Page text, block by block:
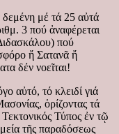
δεμένη μέ τά 25 αὐτά
3 πού ἀναφέρεται
πού
ἤ Σατανᾶ ἤ
δέν νοεῖται!
αὐτό, τό κλειδί γιά
ὁρίζοντας τά
Τύπος ἐν τῷ
τῆς παραδόσεως